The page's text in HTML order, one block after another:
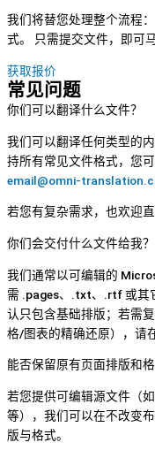
我们将替您处理整个流程
式。 只需提交文件，即可
获取报价
常见问题
你们可以翻译什么文件？
我们可以翻译任何类型的
持所有常见文件格式，您
email@omni-
若您有复杂需求，也欢迎
你们会交付什么文件给我？
我们通常以可编辑的
需 .pages、.txt、.rtf 或其
认只包含基础排版；若需
格/图表的精确还原），请
能否保留原有页面排版和格
若您提供可编辑源文件（
等），我们可以在不改变
版与格式。